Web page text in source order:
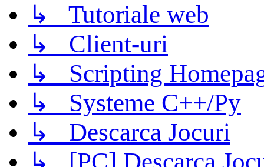
↳ Tutoriale web
↳ Client-uri
↳ Scripting
↳ Systeme C++/Py
↳ Descarca Jocuri
↳ [PC] Descarca